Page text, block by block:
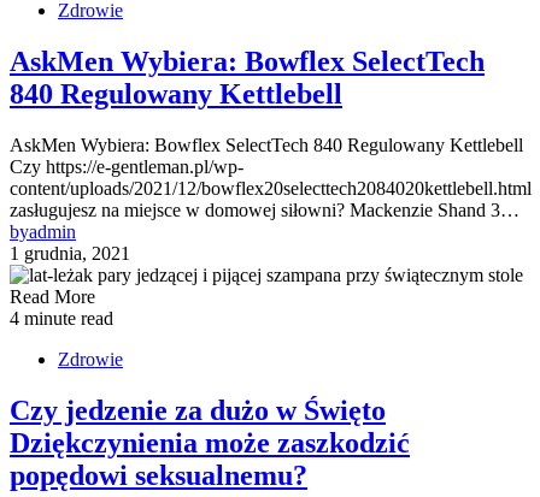
Zdrowie
AskMen Wybiera: Bowflex SelectTech
840 Regulowany Kettlebell
AskMen Wybiera: Bowflex SelectTech 840 Regulowany Kettlebell
Czy https://e-gentleman.pl/wp-
content/uploads/2021/12/bowflex20selecttech2084020kettlebell.html
zasługujesz na miejsce w domowej siłowni? Mackenzie Shand 3…
byadmin
1 grudnia, 2021
Read More
4 minute read
Zdrowie
Czy jedzenie za dużo w Święto
Dziękczynienia może zaszkodzić
popędowi seksualnemu?